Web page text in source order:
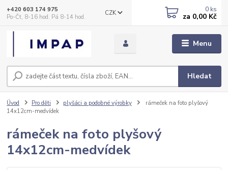
Menu
CZK
Hledat
+420 603 174 975
Po-Čt, 8-16 hod. Pá 8-14 hod.
0 ks
za 0,00 Kč
Úvod Pro děti plyšáci a podobné výrobky
rámeček na foto plyšový
14x12cm-medvídek
rámeček na foto plyšový
14x12cm-medvídek